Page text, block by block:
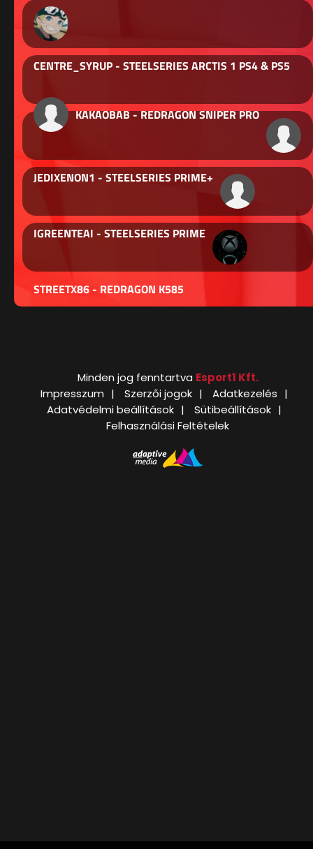
CENTRE_SYRUP - STEELSERIES ARCTIS 1 PS4 & PS5
KAKAOBAB - REDRAGON SNIPER PRO
JEDIXENON1 - STEELSERIES PRIME+
IGREENTEAI - STEELSERIES PRIME
STREETX86 - REDRAGON K585
Minden jog fenntartva Esport1 Kft.
Impresszum
Szerzői jogok
Adatkezelés
Adatvédelmi beállítások
Sütibeállítások
Felhasználási Feltételek